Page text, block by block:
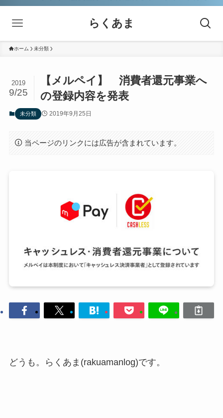
らくあま
ホーム 未分類
【メルペイ】 消費者還元事業へ
の登録内容を発表
2019
9/25
未分類 2019年9月25日
当ページのリンクには広告が含まれています。
どうも。らくあま(rakuamanlog)です。